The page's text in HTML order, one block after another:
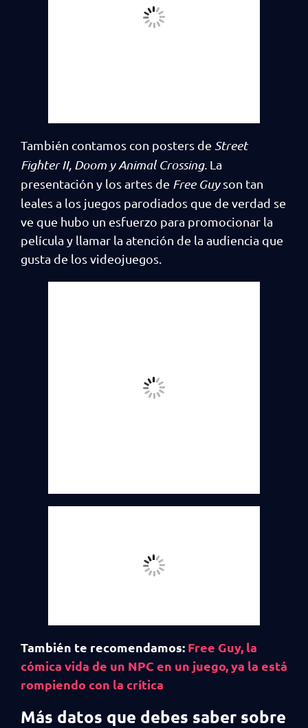
También contamos con posters de Street
Fighter II, Doom y Animal Crossing. La
presentación y los artes de Free Guyson tan
leales a los juegos parodiados que de verdad se
ve que hubo un esfuerzo para promocionar la
película y llamar la atención de la audiencia que
gusta de los videojuegos.
También te recomendamos: Free Guy, la
cómica vida de un NPC en un juego, ya la está
rompiendo con la crítica
Más datos que debes saber sobre